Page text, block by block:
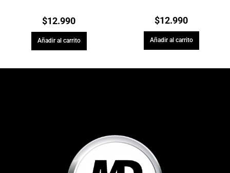
$12.990
Añadir al carrito
$12.990
Añadir al carrito